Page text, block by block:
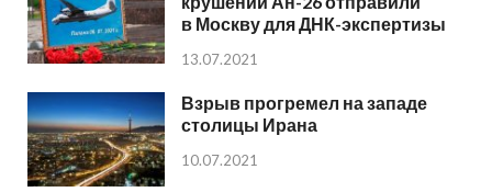
в Москву для ДНК-экспертизы
13.07.2021
Взрыв прогремел на западе
столицы Ирана
10.07.2021